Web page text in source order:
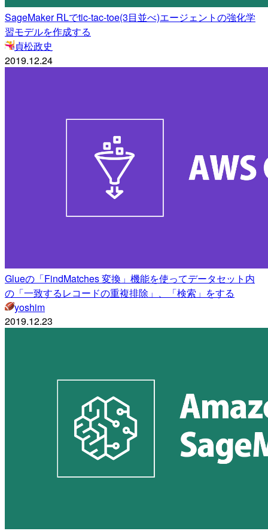
SageMaker RLでtic-tac-toe(3目並べ)エージェントの強化学
習モデルを作成する
貞松政史
2019.12.24
Glueの「FindMatches 変換」機能を使ってデータセット内
の「一致するレコードの重複排除」、「検索」をする
yoshim
2019.12.23